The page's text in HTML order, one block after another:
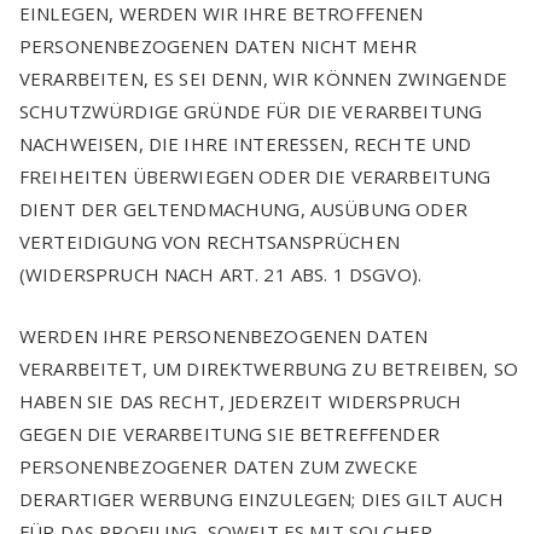
EINLEGEN, WERDEN WIR IHRE BETROFFENEN
PERSONENBEZOGENEN DATEN NICHT MEHR
VERARBEITEN, ES SEI DENN, WIR KÖNNEN ZWINGENDE
SCHUTZWÜRDIGE GRÜNDE FÜR DIE VERARBEITUNG
NACHWEISEN, DIE IHRE INTERESSEN, RECHTE UND
FREIHEITEN ÜBERWIEGEN ODER DIE VERARBEITUNG
DIENT DER GELTENDMACHUNG, AUSÜBUNG ODER
VERTEIDIGUNG VON RECHTSANSPRÜCHEN
(WIDERSPRUCH NACH ART. 21 ABS. 1 DSGVO).
WERDEN IHRE PERSONENBEZOGENEN DATEN
VERARBEITET, UM DIREKTWERBUNG ZU BETREIBEN, SO
HABEN SIE DAS RECHT, JEDERZEIT WIDERSPRUCH
GEGEN DIE VERARBEITUNG SIE BETREFFENDER
PERSONENBEZOGENER DATEN ZUM ZWECKE
DERARTIGER WERBUNG EINZULEGEN; DIES GILT AUCH